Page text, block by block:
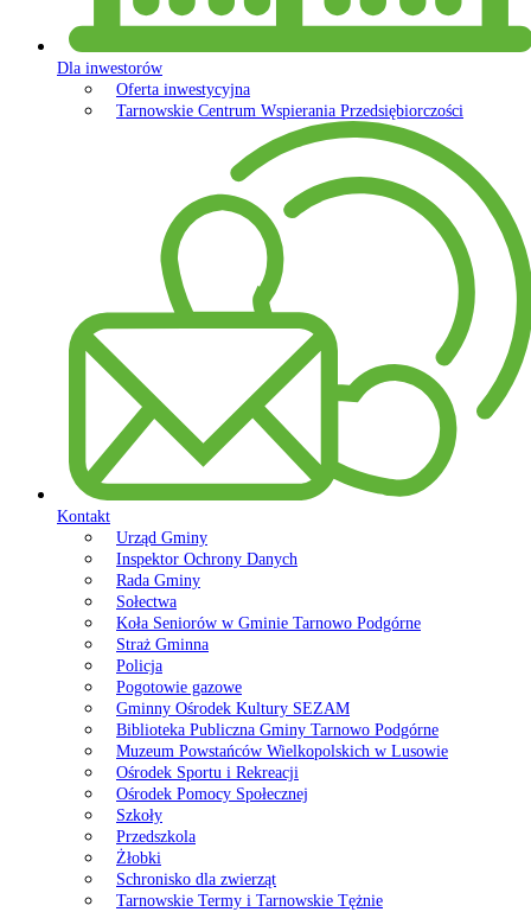
Dla inwestorów
Oferta inwestycyjna
Tarnowskie Centrum Wspierania Przedsiębiorczości
Kontakt
Urząd Gminy
Inspektor Ochrony Danych
Rada Gminy
Sołectwa
Koła Seniorów w Gminie Tarnowo Podgórne
Straż Gminna
Policja
Pogotowie gazowe
Gminny Ośrodek Kultury SEZAM
Biblioteka Publiczna Gminy Tarnowo Podgórne
Muzeum Powstańców Wielkopolskich w Lusowie
Ośrodek Sportu i Rekreacji
Ośrodek Pomocy Społecznej
Szkoły
Przedszkola
Żłobki
Schronisko dla zwierząt
Tarnowskie Termy i Tarnowskie Tężnie